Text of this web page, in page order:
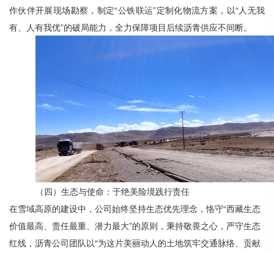
作伙伴开展现场勘察，制定“公铁联运”定制化物流方案，以“人无我
有、人有我优”的破局能力，全力保障项目后续沥青供应不间断。
（四）生态与使命：于绝美险境践行责任
在雪域高原的建设中，公司始终坚持生态优先理念，恪守“西藏生态
价值最高、责任最重、潜力最大”的原则 ，秉持敬畏之心，严守生态
红线，沥青公司团队以“为这片美丽动人的土地筑牢交通脉络、贡献